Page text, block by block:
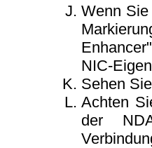
Wenn
NIC-
Sehen
Achten
der